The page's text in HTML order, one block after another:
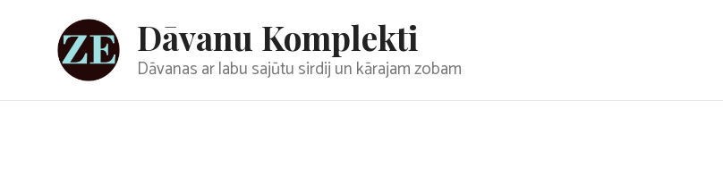
Dāvanu Komplekti
Dāvanas ar labu sajūtu sirdij un kārajam zobam